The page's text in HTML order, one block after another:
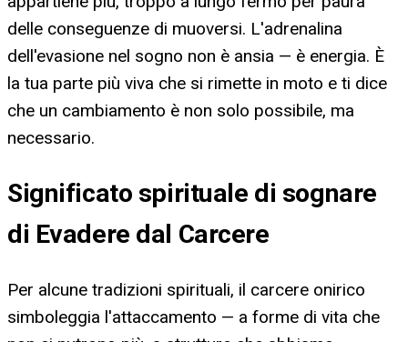
delle conseguenze di muoversi. L'adrenalina
dell'evasione nel sogno non è ansia — è energia. È
la tua parte più viva che si rimette in moto e ti dice
che un cambiamento è non solo possibile, ma
necessario.
Significato spirituale di sognare
di Evadere dal Carcere
Per alcune tradizioni spirituali, il carcere onirico
simboleggia l'attaccamento — a forme di vita che